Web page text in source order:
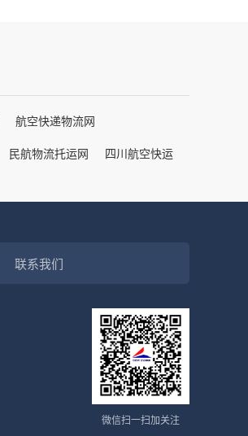
航空快递物流网
民航物流托运网 四川航空快运
联系我们
微信扫一扫加关注